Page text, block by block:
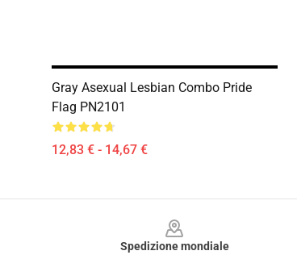
Gray Asexual Lesbian Combo Pride
Flag PN2101
12,83 € - 14,67 €
Spedizione mondiale